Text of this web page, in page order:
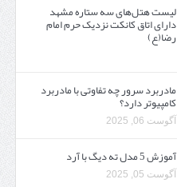
لیست هتل‌های سه ستاره مشهد
دارای اتاق کانکت نزدیک حرم امام
رضا(ع)
مادربرد سرور چه تفاوتی با مادربرد
کامپیوتر دارد؟
آگوست 06, 2025
آموزش 5 مدل ته دیگ با آرد
آگوست 05, 2025